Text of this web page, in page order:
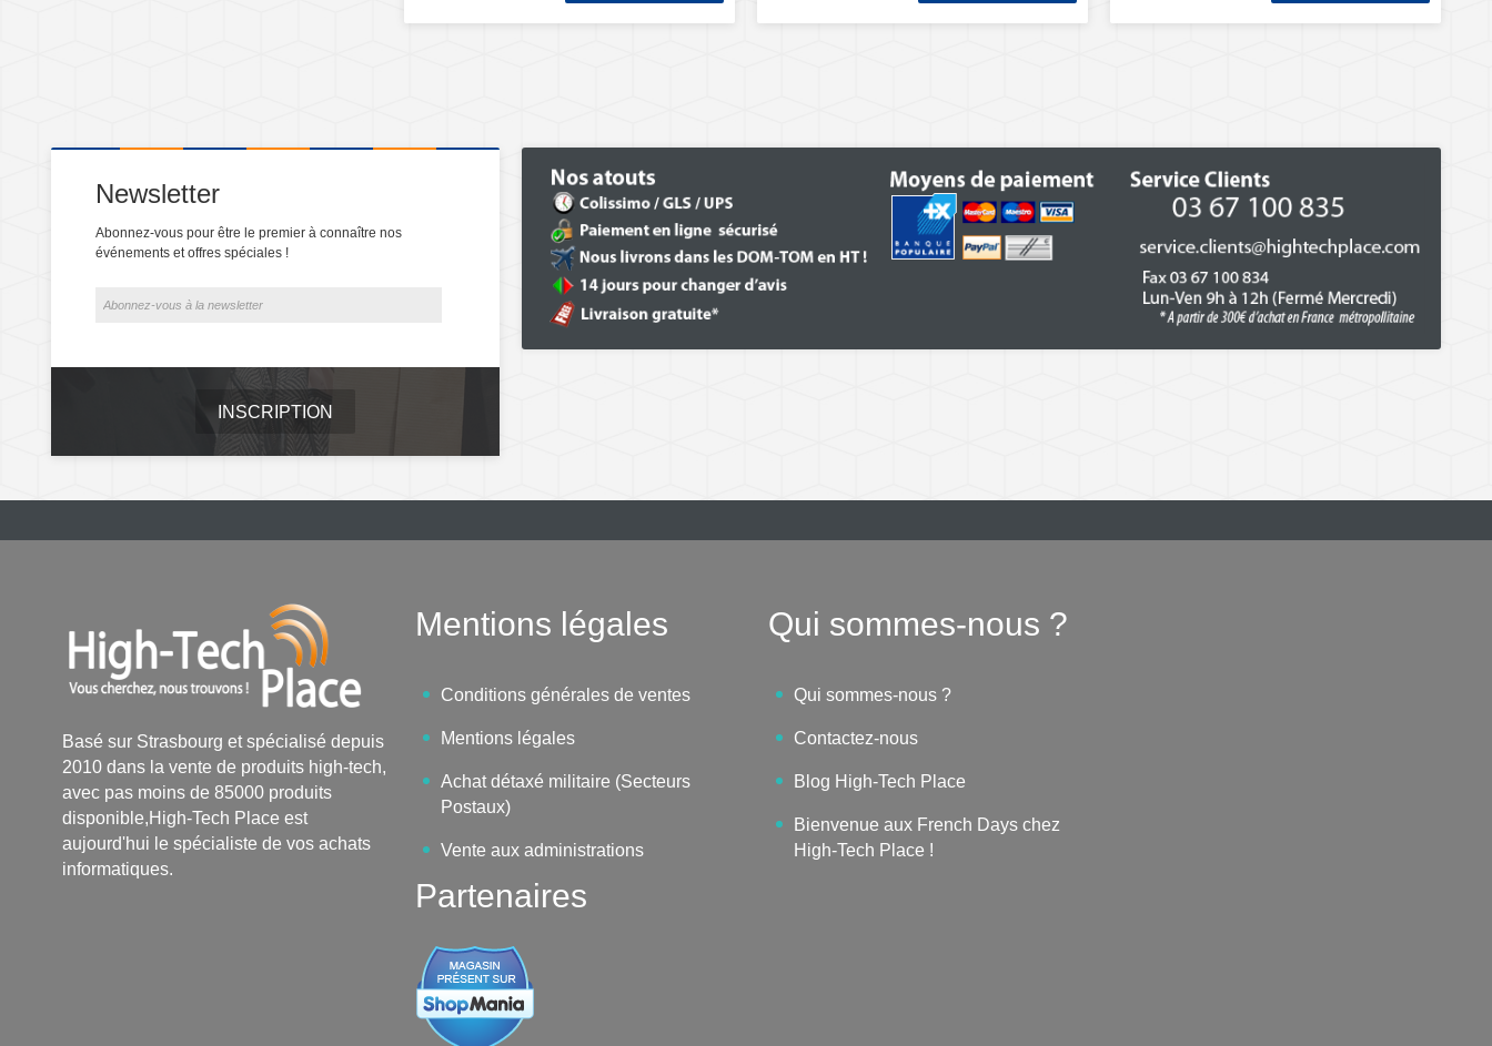
Newsletter
Abonnez-vous pour être le premier à connaître nos
événements et offres spéciales !
INSCRIPTION
Basé sur Strasbourg et spécialisé depuis
2010 dans la vente de produits high-tech,
avec pas moins de 85000 produits
disponible,High-Tech Place est
aujourd'hui le spécialiste de vos achats
informatiques.
Mentions légales
Conditions générales de ventes
Mentions légales
Achat détaxé militaire (Secteurs
Postaux)
Vente aux administrations
Qui sommes-nous ?
Qui sommes-nous ?
Contactez-nous
Blog High-Tech Place
Bienvenue aux French Days chez
High-Tech Place !
Partenaires